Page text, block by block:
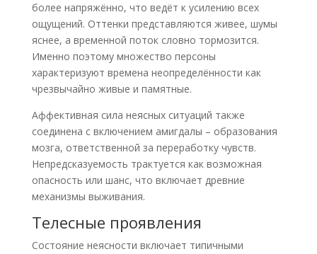
более напряжённо, что ведёт к усилению всех
ощущений. Оттенки представляются живее, шумы
яснее, а временной поток словно тормозится.
Именно поэтому множество персоны
характеризуют времена неопределённости как
чрезвычайно живые и памятные.
Аффективная сила неясных ситуаций также
соединена с включением амигдалы – образования
мозга, ответственной за переработку чувств.
Непредсказуемость трактуется как возможная
опасность или шанс, что включает древние
механизмы выживания.
Телесные проявления
Состояние неясности включает типичными